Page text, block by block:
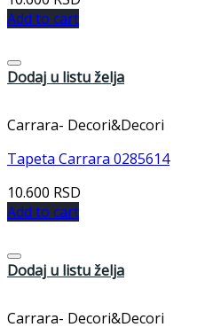
Add to cart
Dodaj u listu želja
Carrara- Decori&Decori
Tapeta Carrara 0285614
10.600 RSD
Add to cart
Dodaj u listu želja
Carrara- Decori&Decori